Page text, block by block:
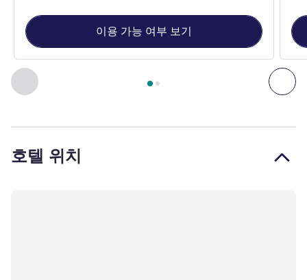
이전 - 객실 다
2 페이지 , 객실 1 : 스탠다드룸 - 더블 베드 1개 , 객실 2 : 싱
이용 가능 여부 보기
호텔 위치